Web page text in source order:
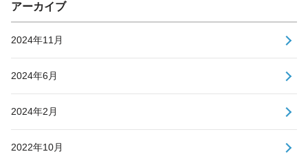
アーカイブ
2024年11月
2024年6月
2024年2月
2022年10月